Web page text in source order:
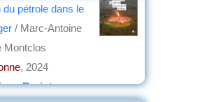
du pétrole dans le
/ Marc-Antoine
Montclos
, 2024
Barjot